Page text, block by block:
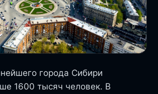
города Сибири
1600 тысяч человек. В